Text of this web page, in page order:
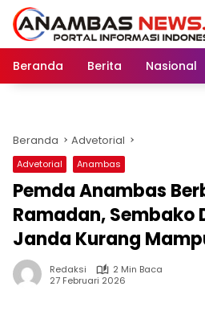
Langsung
konten
Beranda
Berita Nasional
Beranda Advetorial
Advetorial Anambas
Pemda Anambas
Ramadan, Sembako
Janda Kurang
Redaksi
2 Min Baca
27 Februari 2026